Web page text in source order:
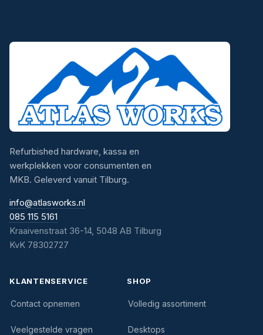
Refurbished hardware, kassa en
werkplekken voor consumenten en
MKB. Geleverd vanuit Tilburg.
info@atlasworks.nl
085 115 5161
Kraaivenstraat 36-14, 5048 AB Tilburg
KvK 78302727
KLANTENSERVICE
Contact opnemen
Veelgestelde vragen
SHOP
Volledig assortiment
Desktops